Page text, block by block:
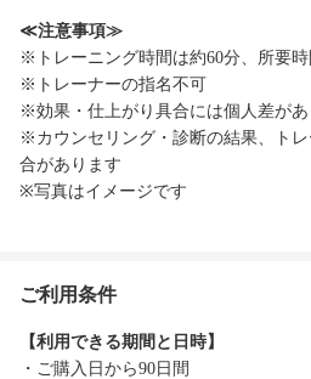
≪注意事項≫
※トレーニング時間は約60分、所要時
※トレーナーの指名不可
※効果・仕上がり具合には個人差があ
※カウンセリング・診断の結果、ト
合があります
※写真はイメージです
ご利用条件
【利用できる期間と日時】
・ご購入日から90日間